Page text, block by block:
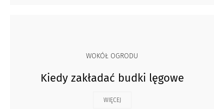
WOKÓŁ OGRODU
Kiedy zakładać budki lęgowe
WIĘCEJ